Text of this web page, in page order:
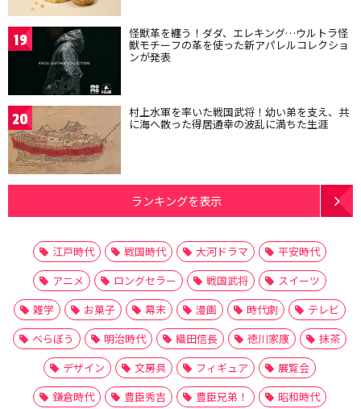
19 怪獣革を纏う！ダダ、エレキング…ウルトラ怪
獣モチーフの革を使った新アパレルコレクショ
ンが発表
20 村上水軍を率いた戦国武将！幼い弟を支え、共
に海へ散った得居通幸の波乱に満ちた生涯
ランキングを表示
江戸時代 戦国時代 大河ドラマ
平安時代
アニメ
ロングセラー 戦国武将
スイーツ
雑学
お菓子 幕末 漫画 時代劇
テレビ
べらぼう
明治時代 織田信長 徳川家康
抹茶
デザイン
文房具 フィギュア
展覧会
鎌倉時代
豊臣秀吉 豊臣兄弟！
昭和時代